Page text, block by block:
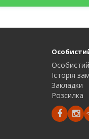
Історія
Закладки
Розсилка